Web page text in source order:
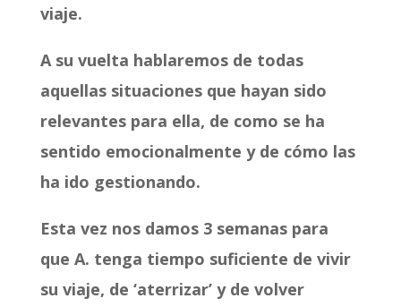
viaje.
A su vuelta hablaremos de todas
aquellas situaciones que hayan sido
relevantes para ella, de como se ha
sentido emocionalmente y de cómo las
ha ido gestionando.
Esta vez nos damos 3 semanas para
que A. tenga tiempo suficiente de vivir
su viaje, de ‘aterrizar’ y de volver